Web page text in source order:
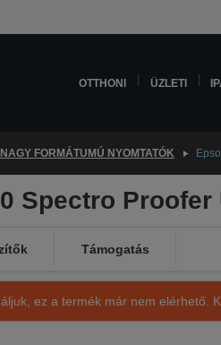
OTTHONI ÜZLETI
NAGY FORMÁTUMÚ NYOMTATÓK
Spectro Proofer
Támogatás
ez a termék már nem elérhető.